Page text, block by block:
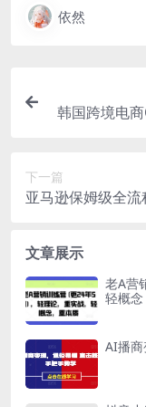
依然
韩国跨境电
下一篇
亚马逊保姆级全
文章展示
老A营
轻概
AI播